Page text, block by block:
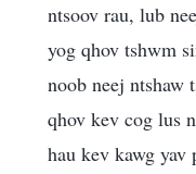
ntsoov rau, lub
yog qhov tshwm
noob neej ntshaw
qhov kev cog lus
hau kev kawg